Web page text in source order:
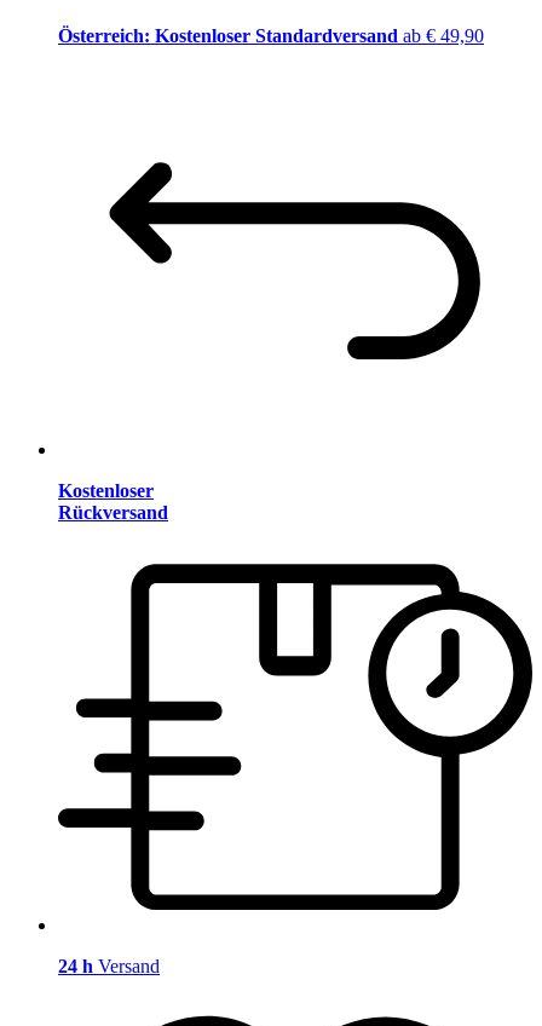
Österreich: Kostenloser Standardversand ab € 49,90
Kostenloser
Rückversand
24 h Versand